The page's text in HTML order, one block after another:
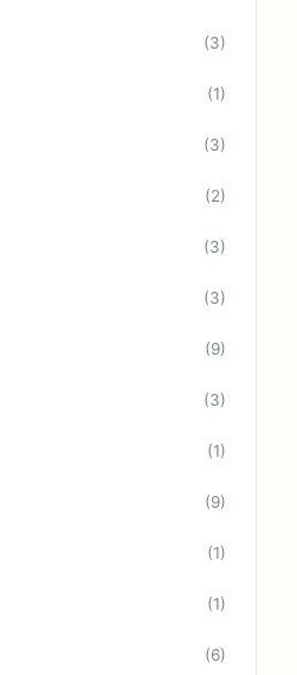
(3)
(1)
(3)
(2)
(3)
(3)
(9)
(3)
(1)
(9)
(1)
(1)
(6)